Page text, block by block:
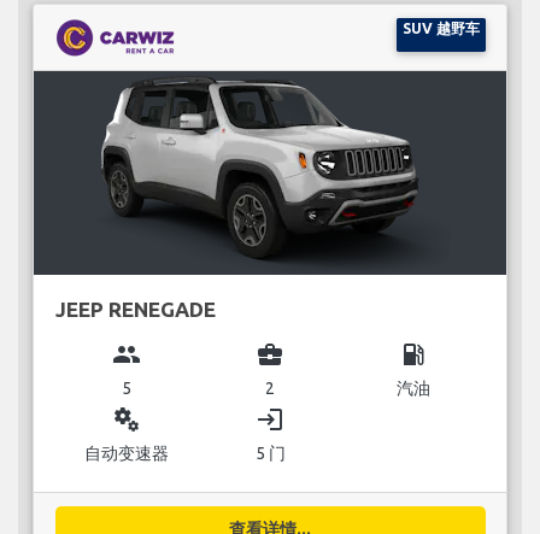
SUV 越野车
JEEP RENEGADE
group
5
business_center
2
local_gas_station
汽油
miscellaneous_services
自动变速器
login
5 门
查看详情...